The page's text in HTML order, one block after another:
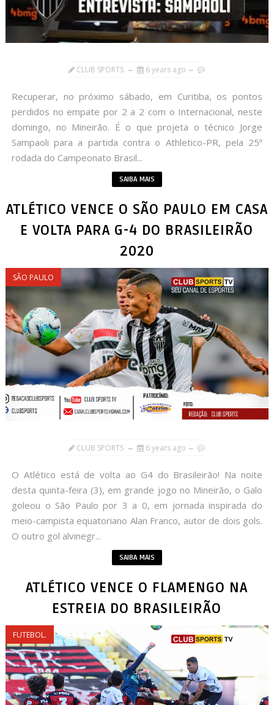
CLUB SPORTS 6 years ago
Recuperar, no próximo sábado, em Curitiba, os pontos
perdidos no empate por 2 a 2 com o Internacional, neste
domingo, no Mineirão. É o que projeta o técnico Jorge
Sampaoli para a partida contra o Athletico-PR, pela 25ª
rodada do Campeonato Brasil...
SAIBA MAIS
ATLÉTICO VENCE O SÃO PAULO EM CASA
E VOLTA PARA G-4 DO BRASILEIRÃO
2020
SÃO PAULO
CLUB SPORTS 6 years ago
O Atlético está de volta ao G4 do Brasileirão! Na noite
desta quinta-feira (3), em grande jogo no Mineirão, o Galo
goleou o São Paulo por 3 a 0, em jornada inspirada do
meio-campista equatoriano Alan Franco, autor de dois gols.
O outro gol alvinegr...
SAIBA MAIS
ATLÉTICO VENCE O FLAMENGO NA
ESTREIA DO BRASILEIRÃO
FUTEBOL.